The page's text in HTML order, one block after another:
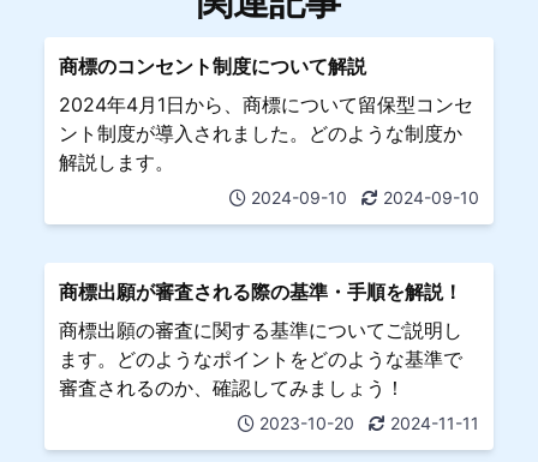
商標のコンセント制度について解説
2024年4月1日から、商標について留保型コンセ
ント制度が導入されました。どのような制度か
解説します。
2024-09-10 2024-09-10
商標出願が審査される際の基準・手順を解説！
商標出願の審査に関する基準についてご説明し
ます。どのようなポイントをどのような基準で
審査されるのか、確認してみましょう！
2023-10-20 2024-11-11